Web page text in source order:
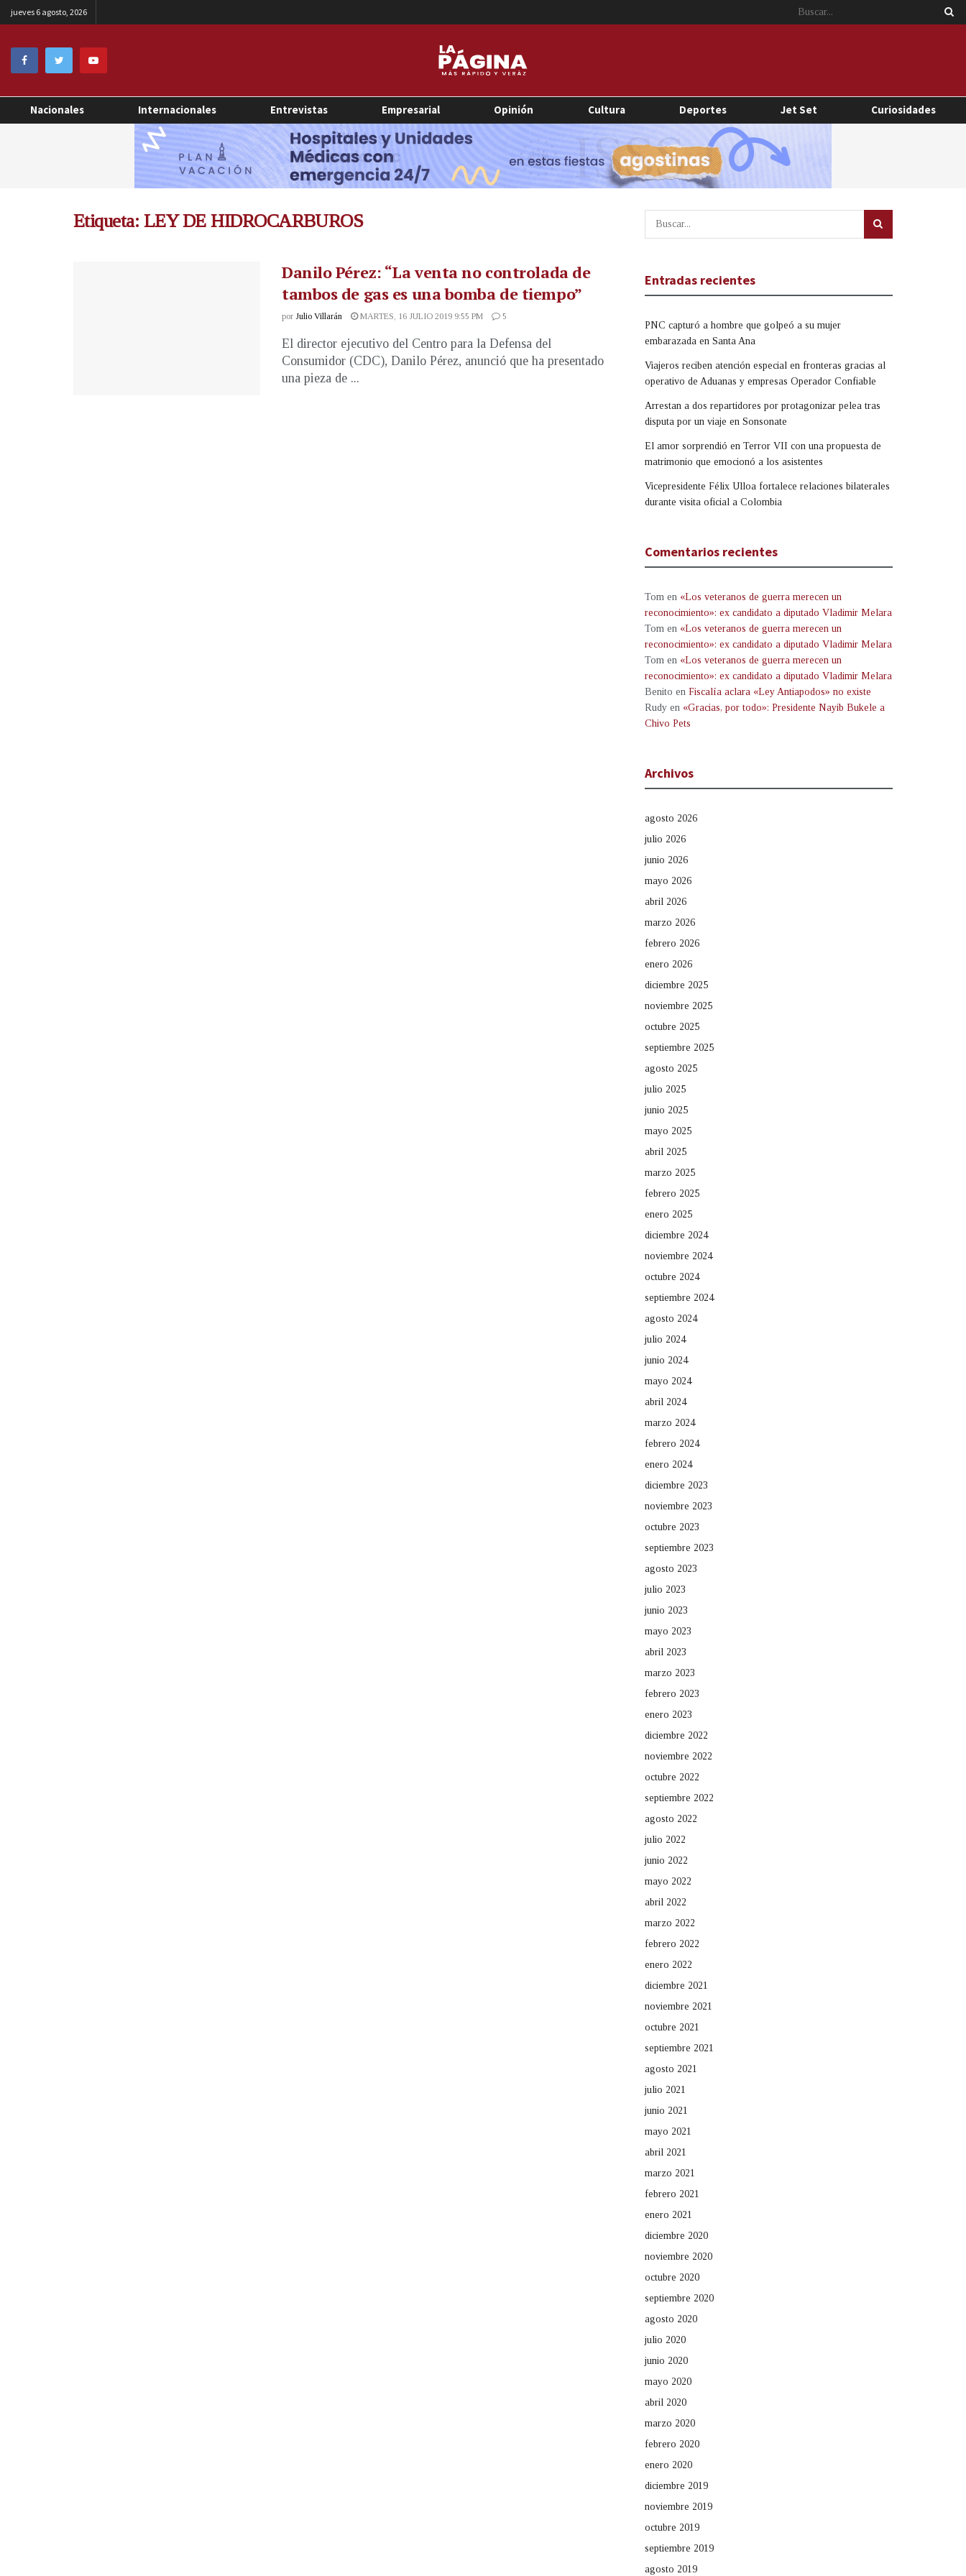
jueves 6 agosto, 2026
Nacionales Internacionales Entrevistas Empresarial Opinión Cultura Deportes Jet Set Curiosidades
Etiqueta: LEY DE HIDROCARBUROS
Danilo Pérez: “La venta no controlada de
tambos de gas es una bomba de tiempo”
por Julio Villarán MARTES, 16 JULIO 2019 9:55 PM 5
El director ejecutivo del Centro para la Defensa del
Consumidor (CDC), Danilo Pérez, anunció que ha presentado
una pieza de ...
Entradas recientes
PNC capturó a hombre que golpeó a su mujer
embarazada en Santa Ana
Viajeros reciben atención especial en fronteras gracias al
operativo de Aduanas y empresas Operador Confiable
Arrestan a dos repartidores por protagonizar pelea tras
disputa por un viaje en Sonsonate
El amor sorprendió en Terror VII con una propuesta de
matrimonio que emocionó a los asistentes
Vicepresidente Félix Ulloa fortalece relaciones bilaterales
durante visita oficial a Colombia
Comentarios recientes
Tom en «Los veteranos de guerra merecen un
reconocimiento»: ex candidato a diputado Vladimir Melara
Tom en «Los veteranos de guerra merecen un
reconocimiento»: ex candidato a diputado Vladimir Melara
Tom en «Los veteranos de guerra merecen un
reconocimiento»: ex candidato a diputado Vladimir Melara
Benito en Fiscalía aclara «Ley Antiapodos» no existe
Rudy en «Gracias, por todo»: Presidente Nayib Bukele a
Chivo Pets
Archivos
agosto 2026
julio 2026
junio 2026
mayo 2026
abril 2026
marzo 2026
febrero 2026
enero 2026
diciembre 2025
noviembre 2025
octubre 2025
septiembre 2025
agosto 2025
julio 2025
junio 2025
mayo 2025
abril 2025
marzo 2025
febrero 2025
enero 2025
diciembre 2024
noviembre 2024
octubre 2024
septiembre 2024
agosto 2024
julio 2024
junio 2024
mayo 2024
abril 2024
marzo 2024
febrero 2024
enero 2024
diciembre 2023
noviembre 2023
octubre 2023
septiembre 2023
agosto 2023
julio 2023
junio 2023
mayo 2023
abril 2023
marzo 2023
febrero 2023
enero 2023
diciembre 2022
noviembre 2022
octubre 2022
septiembre 2022
agosto 2022
julio 2022
junio 2022
mayo 2022
abril 2022
marzo 2022
febrero 2022
enero 2022
diciembre 2021
noviembre 2021
octubre 2021
septiembre 2021
agosto 2021
julio 2021
junio 2021
mayo 2021
abril 2021
marzo 2021
febrero 2021
enero 2021
diciembre 2020
noviembre 2020
octubre 2020
septiembre 2020
agosto 2020
julio 2020
junio 2020
mayo 2020
abril 2020
marzo 2020
febrero 2020
enero 2020
diciembre 2019
noviembre 2019
octubre 2019
septiembre 2019
agosto 2019